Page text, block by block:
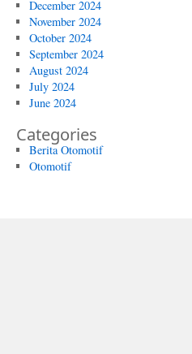
December 2024
November 2024
October 2024
September 2024
August 2024
July 2024
June 2024
Categories
Berita Otomotif
Otomotif